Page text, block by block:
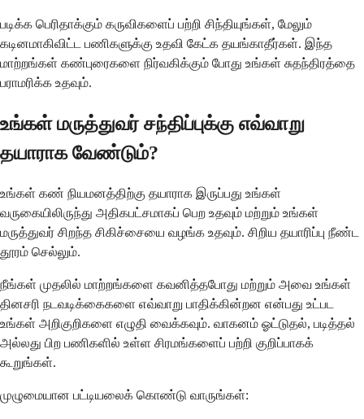
படிக்க பெரிதாக்கும் கருவிகளைப் பற்றி சிந்தியுங்கள், மேலும்
கடினமாகிவிட்ட பணிகளுக்கு உதவி கேட்க தயங்காதீர்கள். இந்த
மாற்றங்கள் கண்புரைகளை நிர்வகிக்கும் போது உங்கள் சுதந்திரத்தை
பராமரிக்க உதவும்.
உங்கள் மருத்துவர் சந்திப்புக்கு எவ்வாறு
தயாராக வேண்டும்?
உங்கள் கண் நியமனத்திற்கு தயாராக இருப்பது உங்கள்
வருகையிலிருந்து அதிகபட்சமாகப் பெற உதவும் மற்றும் உங்கள்
மருத்துவர் சிறந்த சிகிச்சையை வழங்க உதவும். சிறிய தயாரிப்பு நீண்ட
தூரம் செல்லும்.
நீங்கள் முதலில் மாற்றங்களை கவனித்தபோது மற்றும் அவை உங்கள்
தினசரி நடவடிக்கைகளை எவ்வாறு பாதிக்கின்றன என்பது உட்பட
உங்கள் அறிகுறிகளை எழுதி வைக்கவும். வாகனம் ஓட்டுதல், படித்தல்
அல்லது பிற பணிகளில் உள்ள சிரமங்களைப் பற்றி குறிப்பாகக்
கூறுங்கள்.
முழுமையான பட்டியலைக் கொண்டு வாருங்கள்: